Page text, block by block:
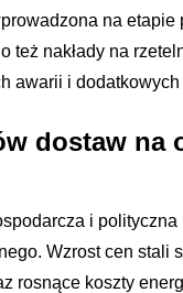
na
też nakłady na
awarii i dodatkowych
dostaw na
i
Wzrost cen stali
rosnące koszty